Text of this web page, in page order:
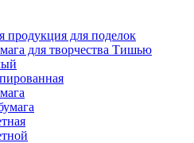
продукция для поделок
для творчества Тишью